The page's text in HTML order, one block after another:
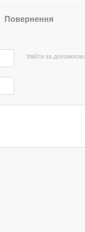
Повернення
Увійти за допомогою